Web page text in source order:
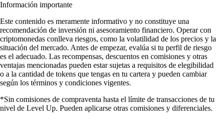
Información importante
Este contenido es meramente informativo y no constituye una
recomendación de inversión ni asesoramiento financiero. Operar con
criptomonedas conlleva riesgos, como la volatilidad de los precios y la
situación del mercado. Antes de empezar, evalúa si tu perfil de riesgo
es el adecuado. Las recompensas, descuentos en comisiones y otras
ventajas mencionadas pueden estar sujetas a requisitos de elegibilidad
o a la cantidad de tokens que tengas en tu cartera y pueden cambiar
según los términos y condiciones vigentes.
*Sin comisiones de compraventa hasta el límite de transacciones de tu
nivel de Level Up. Pueden aplicarse otras comisiones y diferenciales.